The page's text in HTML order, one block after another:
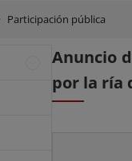
Participación pública
Anuncio
por la ría